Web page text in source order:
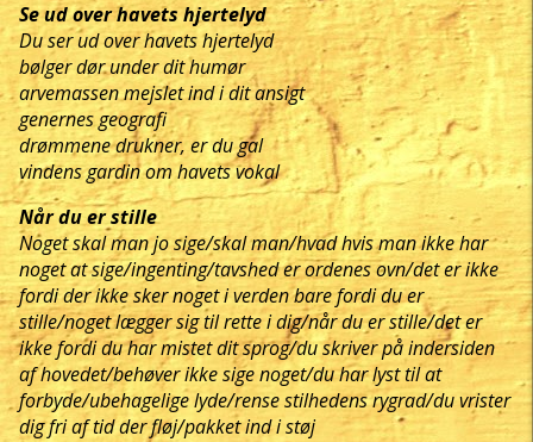
Se ud over havets hjertelyd
Du ser ud over havets hjertelyd
bølger dør under dit humør
arvemassen mejslet ind i dit ansigt
genernes geografi
drømmene drukner, er du gal
vindens gardin om havets vokal
Når du er stille
Noget skal man jo sige/skal man/hvad hvis man ikke har
noget at sige/ingenting/tavshed er ordenes ovn/det er ikke
fordi der ikke sker noget i verden bare fordi du er
stille/noget lægger sig til rette i dig/når du er stille/det er
ikke fordi du har mistet dit sprog/du skriver på indersiden
af hovedet/behøver ikke sige noget/du har lyst til at
forbyde/ubehagelige lyde/rense stilhedens rygrad/du vrister
dig fri af tid der fløj/pakket ind i støj